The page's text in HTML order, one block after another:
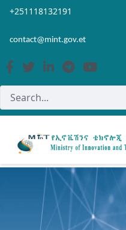
Skip to Main Content
Open Accessibility Menu
+251118132191
contact@mint.gov.et